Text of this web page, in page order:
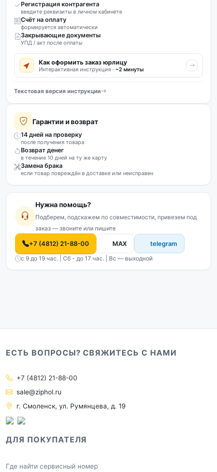
Регистрация контрагента
введите реквизиты в личном кабинете
Счёт на оплату
формируется автоматически
Закрывающие документы
УПД / акт после оплаты
Как оформить заказ юрлицу
Интерактивная инструкция · ~2 минуты
Текстовая версия инструкции
Гарантии и возврат
14 дней на проверку
после получения товара
Возврат денег
в течение 10 дней на ту же карту
Замена брака
если товар повреждён в доставке или неисправен
Нужна помощь?
Подберем, подскажем по совместимости, привезем под
заказ — звоните или пишите
+7 (4812) 21-88-00 MAX telegram
с 9 до 19 час. | Сб - до 17 час. | Вс — выходной
ЕСТЬ ВОПРОСЫ? СВЯЖИТЕСЬ С НАМИ
+7 (4812) 21-88-00
sale@ziphol.ru
г. Смоленск, ул. Румянцева, д. 19
ДЛЯ ПОКУПАТЕЛЯ
Где найти сервисный номер